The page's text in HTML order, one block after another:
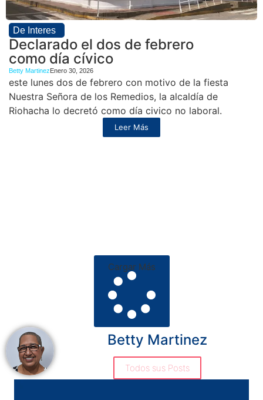
De Interes
Declarado el dos de febrero
como día cívico
Betty Martinez Enero 30, 2026
este lunes dos de febrero con motivo de la fiesta
Nuestra Señora de los Remedios, la alcaldía de
Riohacha lo decretó como día civico no laboral.
Leer Más
Cargar Más
Betty Martinez
Todos sus Posts